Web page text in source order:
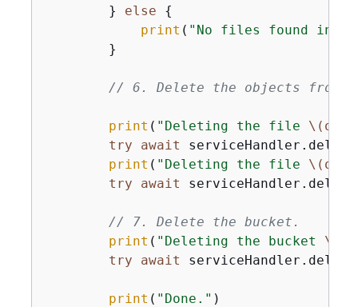
        }
else
{
print ( "No files found in
        }
// 6. Delete the objects from
print ( "Deleting the file
try
await
print ( "Deleting the file
try
await
// 7. Delete the bucket.
print ( "Deleting the bucket
try
await
print ( "Done." )